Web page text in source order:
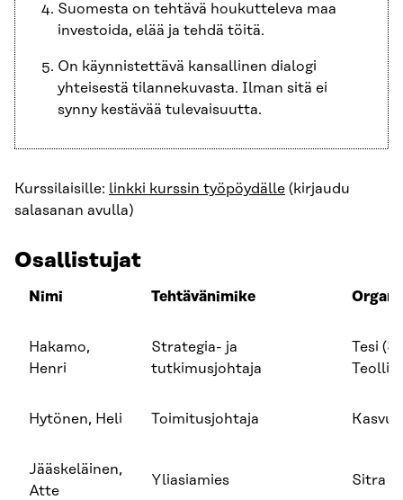
Suomesta on tehtävä houkutteleva maa
investoida, elää ja tehdä töitä.
On käynnistettävä kansallinen dialogi
yhteisestä tilannekuvasta. Ilman sitä ei
synny kestävää tulevaisuutta.
Kurssilaisille: linkki kurssin työpöydälle (kirjaudu
salasanan avulla)
Osallistujat
Nimi Tehtävänimike
Hakamo,
Henri
Strategia- ja
tutkimusjohtaja
Tesi
Hytönen, Heli Toimitusjohtaja
Jääskeläinen,
Atte
Yliasiamies Sitra